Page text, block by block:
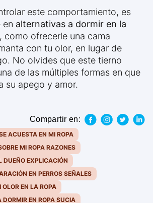
este comportamiento, es
en alternativas a dormir en la
, como ofrecerle una cama
con tu olor, en lugar de
No olvides que este tierno
de las múltiples formas en que
su apego y amor.
Compartir en:
ACUESTA EN MI ROPA
MI ROPA RAZONES
DUEÑO EXPLICACIÓN
EN PERROS SEÑALES
EN LA ROPA
EN ROPA SUCIA